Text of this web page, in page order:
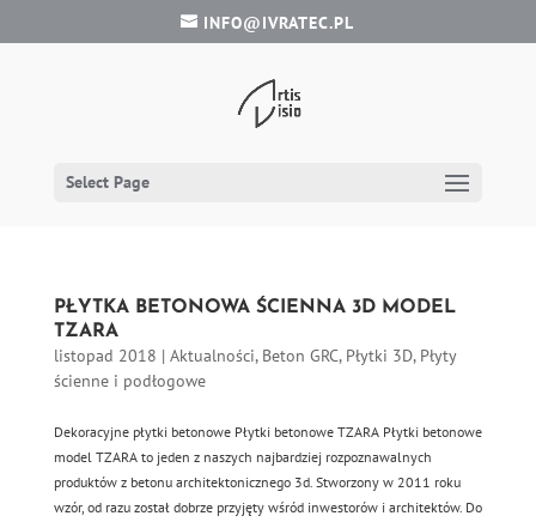
INFO@IVRATEC.PL
Select Page
PŁYTKA BETONOWA ŚCIENNA 3D MODEL
TZARA
listopad 2018 | Aktualności, Beton GRC, Płytki 3D, Płyty
ścienne i podłogowe
Dekoracyjne płytki betonowe Płytki betonowe TZARA Płytki betonowe
model TZARA to jeden z naszych najbardziej rozpoznawalnych
produktów z betonu architektonicznego 3d. Stworzony w 2011 roku
wzór, od razu został dobrze przyjęty wśród inwestorów i architektów. Do